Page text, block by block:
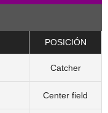
POSICIÓN
Catcher
Center field